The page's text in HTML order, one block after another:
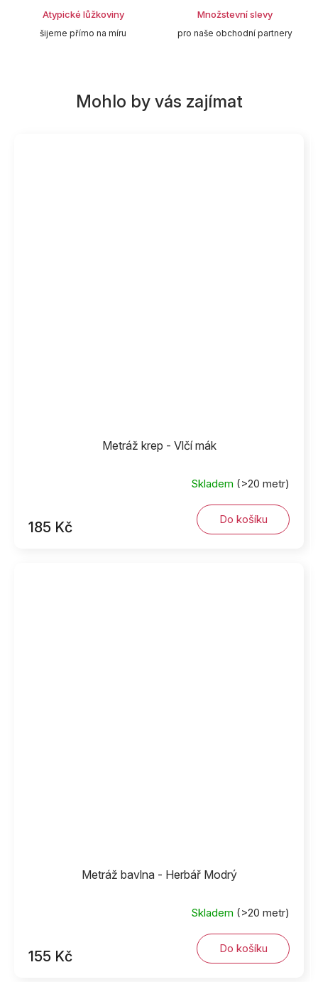
Atypické lůžkoviny
šijeme přímo na míru
Množstevní slevy
pro naše obchodní partnery
Metráž krep - Vlčí mák
Skladem (>20 metr)
185 Kč Do košíku
Metráž bavlna - Herbář Modrý
Skladem (>20 metr)
155 Kč Do košíku